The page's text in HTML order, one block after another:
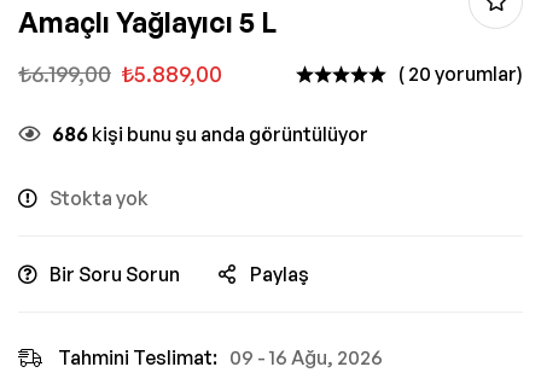
Amaçlı Yağlayıcı 5 L
₺6.199,00 ₺5.889,00 ( 20 yorumlar)
686 kişi bunu şu anda görüntülüyor
Stokta yok
Bir Soru Sorun Paylaş
Tahmini Teslimat: 09 - 16 Ağu, 2026